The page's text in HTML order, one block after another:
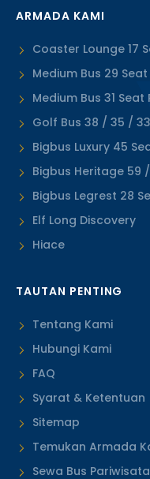
ARMADA KAMI
Coaster Lounge 17
Medium Bus 29
Medium Bus 31
Golf Bus 38 / 35 /
Bigbus Luxury 45
Bigbus Heritage 59
Bigbus Legrest 28
Elf Long Discovery
Hiace
TAUTAN PENTING
Tentang Kami
Hubungi Kami
FAQ
Syarat & Ketentuan
Sitemap
Temukan Armada
Sewa Bus Pariwisata